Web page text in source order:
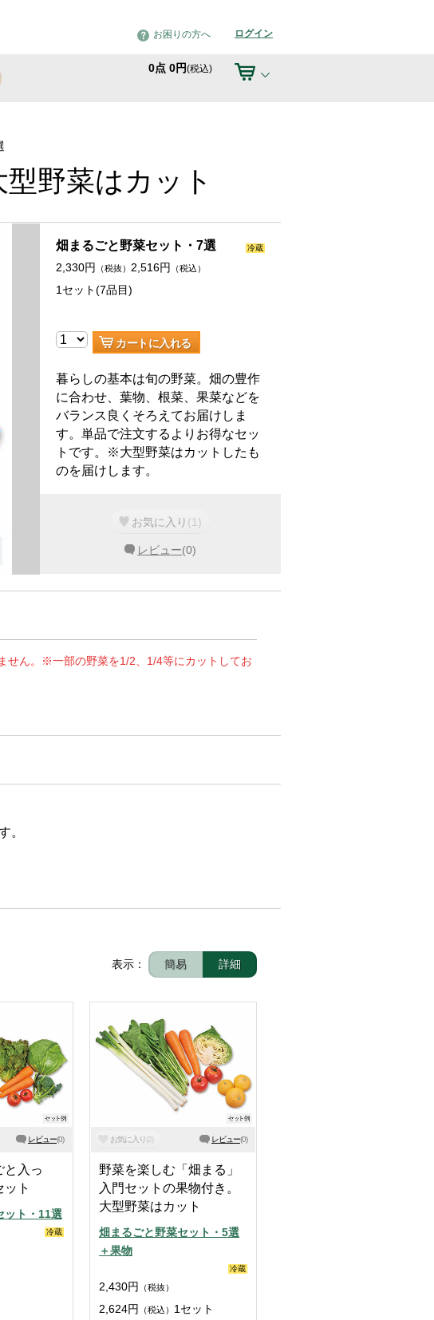
お困りの方へ ログイン
0点 0円(税込)
野菜はカット
畑まるごと野菜セット・7選 冷蔵
2,330円 （税抜） 2,516円 （税込）
1セット(7品目)
カートに入れる
暮らしの基本は旬の野菜。畑の豊作
に合わせ、葉物、根菜、果菜などを
バランス良くそろえてお届けしま
す。単品で注文するよりお得なセッ
トです。※大型野菜はカットしたも
のを届けします。
お気に入り (1 )
レビュー(0)
せん。※一部の野菜を1/2、1/4等にカットしてお
。
表示： 簡易 詳細
レビュー(0)
と入っ
ト
ット・11選
冷蔵
お気に入り(2) レビュー(0)
野菜を楽しむ「畑まる」
入門セットの果物付き。
大型野菜はカット
畑まるごと野菜セット・5選
＋果物
冷蔵
2,430円 （税抜）
2,624円 （税込） 1セット